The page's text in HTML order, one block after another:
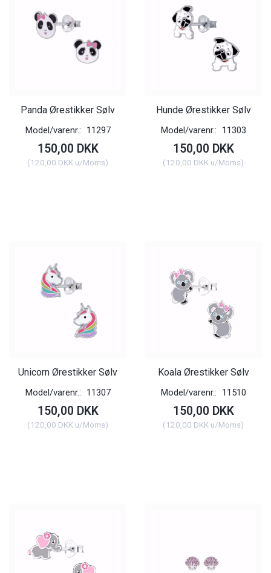
Panda Ørestikker Sølv
Model/varenr.: 11297
150,00 DKK
(120,00 DKK u/Moms)
Hunde Ørestikker Sølv
Model/varenr.: 11303
150,00 DKK
(120,00 DKK u/Moms)
Unicorn Ørestikker Sølv
Model/varenr.: 11307
150,00 DKK
(120,00 DKK u/Moms)
Koala Ørestikker Sølv
Model/varenr.: 11510
150,00 DKK
(120,00 DKK u/Moms)